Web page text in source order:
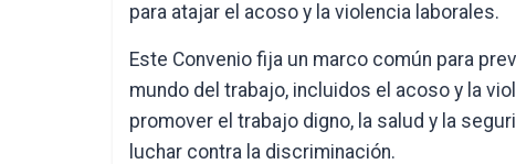
para atajar el acoso y la violencia laborales.
Este Convenio fija un marco común para
mundo del trabajo, incluidos el acoso y la
promover el trabajo digno, la salud y la
luchar contra la discriminación.